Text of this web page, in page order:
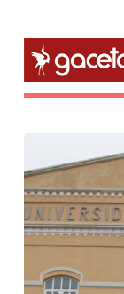
Publicaciones en
Acreditación
Personal
Alumni